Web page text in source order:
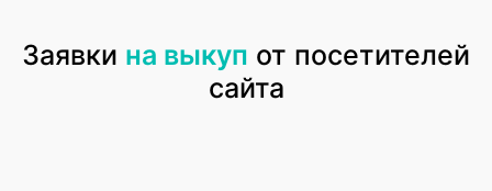
составляющую — аккумулятор. Его изобретение кардинально
изменило жизнь человека, но и загнало в настоящий тупик.
Вещества попадают в почве, потом в грунтовые воды и так
происходит круговорот воды в природе, только уже с
Заявки на выкуп от посетителей
сайта